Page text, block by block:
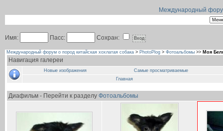
Международный
Имя: Пасс: Сохран:
Международный форум о пород китайская хохлатая собака > PhotoPlog > Фотоальбомы >> Моя
Навигация галереи
Новые изображения
Самые просматриваемые
Главная
Диафильм - Перейти к разделу Фотоальбомы